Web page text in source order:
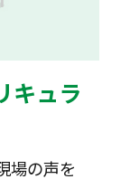
キュラ
場の声を